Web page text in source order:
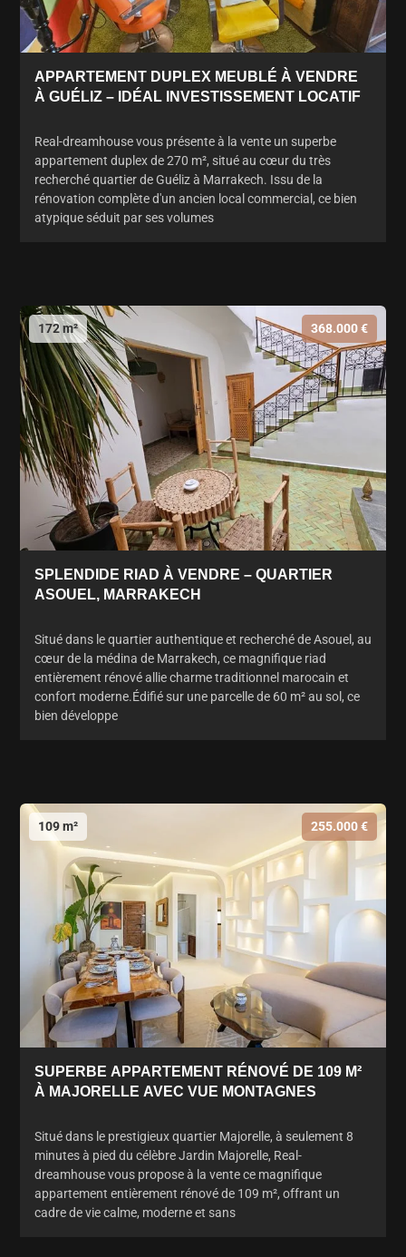
APPARTEMENT DUPLEX MEUBLÉ À VENDRE
À GUÉLIZ – IDÉAL INVESTISSEMENT LOCATIF
Real-dreamhouse vous présente à la vente un superbe
appartement duplex de 270 m², situé au cœur du très
recherché quartier de Guéliz à Marrakech. Issu de la
rénovation complète d'un ancien local commercial, ce bien
atypique séduit par ses volumes
172 m² 368.000 €
SPLENDIDE RIAD À VENDRE – QUARTIER
ASOUEL, MARRAKECH
Situé dans le quartier authentique et recherché de Asouel, au
cœur de la médina de Marrakech, ce magnifique riad
entièrement rénové allie charme traditionnel marocain et
confort moderne.Édifié sur une parcelle de 60 m² au sol, ce
bien développe
109 m² 255.000 €
SUPERBE APPARTEMENT RÉNOVÉ DE 109 M²
À MAJORELLE AVEC VUE MONTAGNES
Situé dans le prestigieux quartier Majorelle, à seulement 8
minutes à pied du célèbre Jardin Majorelle, Real-
dreamhouse vous propose à la vente ce magnifique
appartement entièrement rénové de 109 m², offrant un
cadre de vie calme, moderne et sans